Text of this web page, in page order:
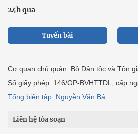
24h qua
Tuyến bài
Cơ quan chủ quản: Bộ Dân tộc và Tôn
Số giấy phép: 146/GP-BVHTTDL, cấp
Tổng biên tập: Nguyễn Văn Bá
Liên hệ tòa soạn